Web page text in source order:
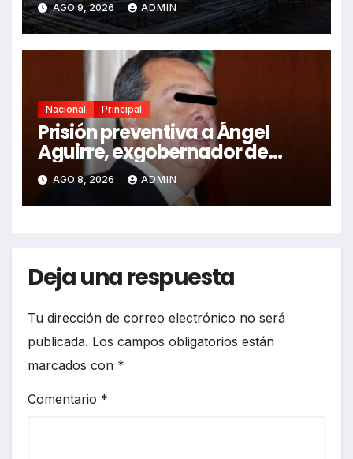
balance 2024-2026
AGO 9, 2026 ADMIN
Nacional Principal
Prisión preventiva a Ángel
Aguirre, exgobernador de
Guerrero, por caso Ayotzinapa
AGO 8, 2026 ADMIN
Deja una respuesta
Tu dirección de correo electrónico no será
publicada. Los campos obligatorios están
marcados con *
Comentario *